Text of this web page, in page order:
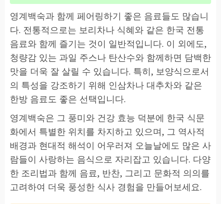
영계백숙과 함께 페어링하기 좋은 음료들도 많습니
다. 전통적으로는 보리차나 식혜와 같은 한국 전통
음료와 함께 즐기는 것이 일반적입니다. 이 외에도,
청량감 있는 과일 주스나 탄산수와 함께하면 담백한
맛을 더욱 잘 살릴 수 있습니다. 특히, 보양식으로서
의 특성을 강조하기 위해 인삼차나 대추차와 같은
한방 음료도 좋은 선택입니다.
영계백숙은 그 풍미와 건강 효능 덕분에 한국 식문
화에서 특별한 위치를 차지하고 있으며, 그 역사적
배경과 현대적 해석이 어우러져 오늘날에도 많은 사
람들이 사랑하는 음식으로 자리잡고 있습니다. 다양
한 조리법과 함께 음료, 반찬, 그리고 문화적 의의를
고려하여 더욱 풍성한 식사 경험을 만들어보세요.